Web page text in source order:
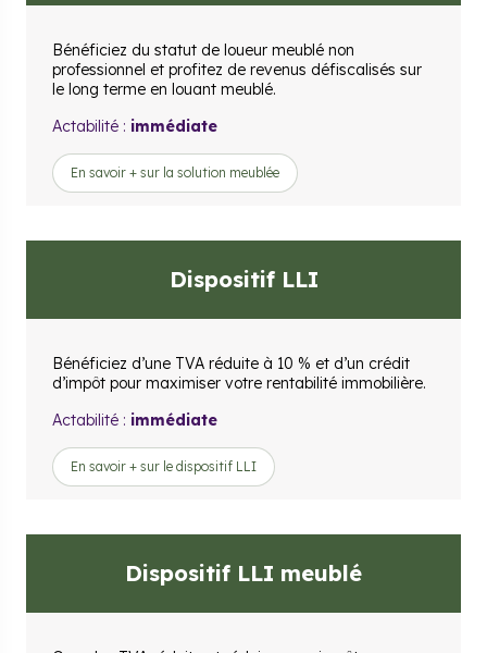
Bénéficiez du statut de loueur meublé non
professionnel et profitez de revenus défiscalisés sur
le long terme en louant meublé.
Actabilité : immédiate
En savoir + sur la solution meublée
Dispositif LLI
Bénéficiez d’une TVA réduite à 10 % et d’un crédit
d’impôt pour maximiser votre rentabilité immobilière.
Actabilité : immédiate
En savoir + sur le dispositif LLI
Dispositif LLI meublé